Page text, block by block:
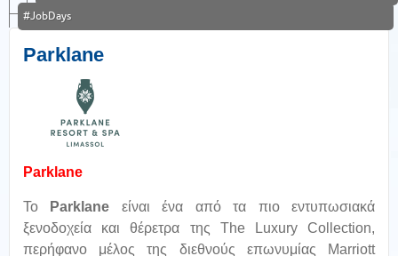
#JobDays
Parklane
Parklane
Το Parklane είναι ένα από τα πιο εντυπωσιακά
ξενοδοχεία και θέρετρα της The Luxury Collection,
περήφανο μέλος της διεθνούς επωνυμίας Marriott